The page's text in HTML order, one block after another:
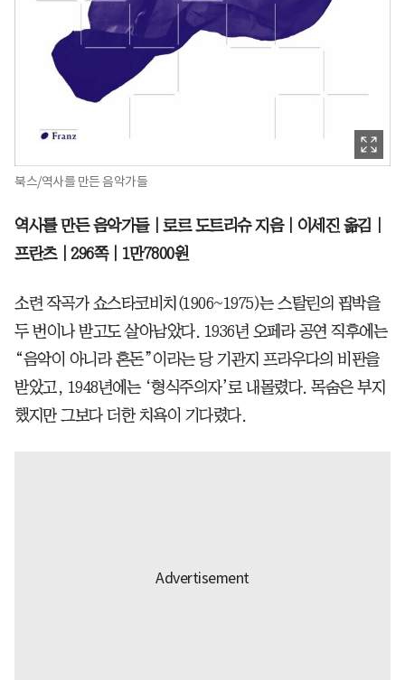
북스/역사를 만든 음악가들
역사를 만든 음악가들｜로르 도트리슈 지음｜이세진 옮김｜
프란츠｜296쪽｜1만7800원
소련 작곡가 쇼스타코비치(1906~1975)는 스탈린의 핍박을
두 번이나 받고도 살아남았다. 1936년 오페라 공연 직후에는
“음악이 아니라 혼돈”이라는 당 기관지 프라우다의 비판을
받았고, 1948년에는 ‘형식주의자’로 내몰렸다. 목숨은 부지
했지만 그보다 더한 치욕이 기다렸다.